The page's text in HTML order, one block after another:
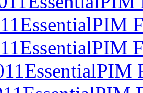
EssentialPIM
EssentialPIM
EssentialPIM